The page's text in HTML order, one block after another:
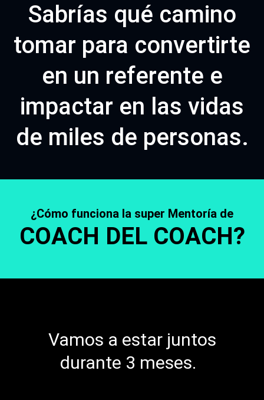
Sabrías qué camino
tomar para convertirte
en un referente e
impactar en las vidas
de miles de personas.
¿Cómo funciona la super Mentoría de
COACH DEL COACH?
Vamos a estar juntos
durante 3 meses.